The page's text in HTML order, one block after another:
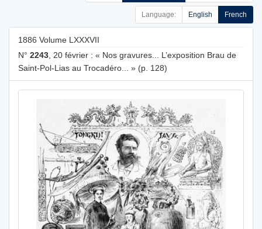
Language: English French
1886 Volume LXXXVII
N° 2243 , 20 février : « Nos gravures... L’exposition Brau de
Saint-Pol-Lias au Trocadéro... » (p. 128)